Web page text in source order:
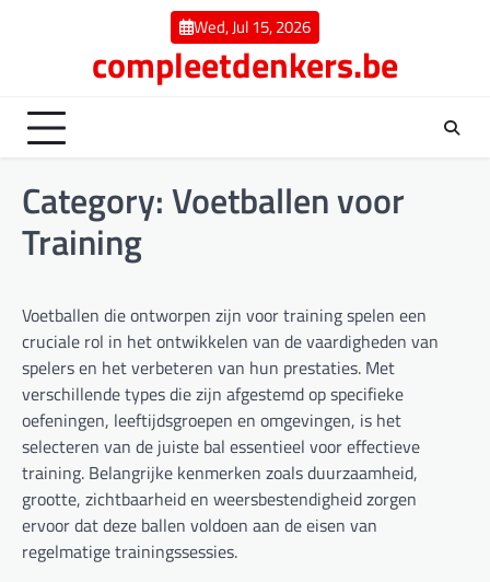
Wed, Jul 15, 2026
compleetdenkers.be
Category:Voetballen voor
Training
Voetballen die ontworpen zijn voor training spelen een
cruciale rol in het ontwikkelen van de vaardigheden van
spelers en het verbeteren van hun prestaties. Met
verschillende types die zijn afgestemd op specifieke
oefeningen, leeftijdsgroepen en omgevingen, is het
selecteren van de juiste bal essentieel voor effectieve
training. Belangrijke kenmerken zoals duurzaamheid,
grootte, zichtbaarheid en weersbestendigheid zorgen
ervoor dat deze ballen voldoen aan de eisen van
regelmatige trainingssessies.